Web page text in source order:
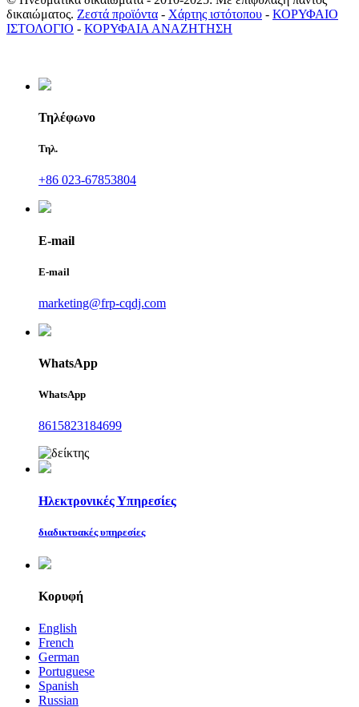
δικαιώματος. Ζεστά προϊόντα - Χάρτης ιστότοπου - ΚΟΡΥΦΑΙΟ
ΙΣΤΟΛΟΓΙΟ - ΚΟΡΥΦΑΙΑ ΑΝΑΖΗΤΗΣΗ
Τηλέφωνο
Τηλ.
+86 023-67853804
E-mail
E-mail
marketing@frp-cqdj.com
WhatsApp
WhatsApp
8615823184699
Ηλεκτρονικές Υπηρεσίες
διαδικτυακές υπηρεσίες
Κορυφή
English
French
German
Portuguese
Spanish
Russian